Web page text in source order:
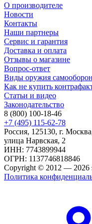
О производителе
Новости
Контакты
Наши партнеры
Сервис и гарантия
Доставка и оплата
Отзывы о магазине
Вопрос-ответ
Виды оружия
Как не купить
Статьи и видео
Законодательство
8 (800) 100-18-46
+7 (495) 115-62-78
Россия, 125130, г.
улица Нарвская, 2
ИНН: 7743899944
ОГРН: 1137746818846
Copyright © 2012 — 2026
Политика